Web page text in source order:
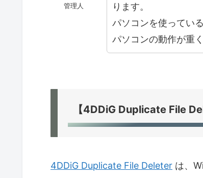
管理人
ります。
パソコンを使ってい
パソコンの動作が重
【4DDiG Duplicate File
4DDiG Duplicate File Deleter は、